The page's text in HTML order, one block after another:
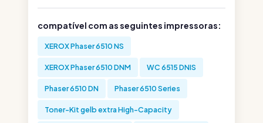
compatível com as seguintes impressoras:
XEROX Phaser 6510 NS
XEROX Phaser 6510 DNM WC 6515 DNIS
Phaser 6510 DN Phaser 6510 Series
Toner-Kit gelb extra High-Capacity